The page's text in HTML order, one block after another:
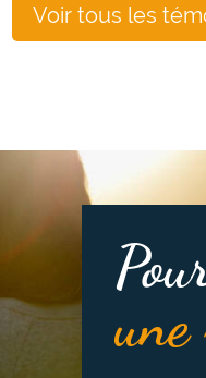
Voir tous les